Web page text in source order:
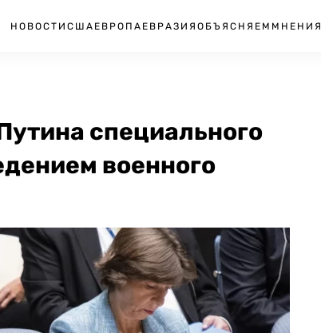
НОВОСТИ США ЕВРОПА ЕВРАЗИЯ ОБЪЯСНЯЕМ МНЕНИЯ
специального
военного